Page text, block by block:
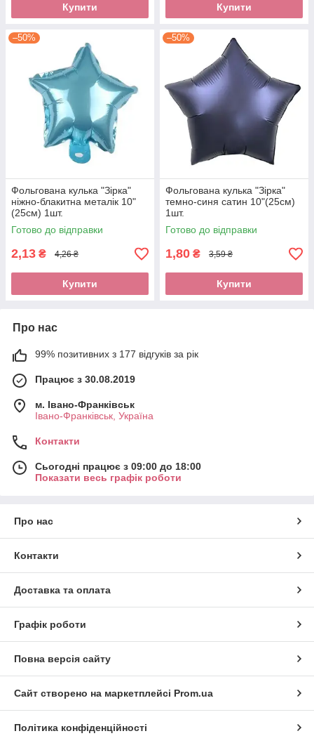
Купити Купити
–50%
Фольгована кулька "Зірка"
ніжно-блакитна металік 10"
(25см) 1шт.
Готово до відправки
2,13 ₴ 4,26 ₴
Купити
–50%
Фольгована кулька "Зірка"
темно-синя сатин 10"(25см)
1шт.
Готово до відправки
1,80 ₴ 3,59 ₴
Купити
Про нас
99% позитивних з 177 відгуків за рік
Працює з 30.08.2019
м. Івано-Франківськ
Івано-Франківськ, Україна
Контакти
Сьогодні працює з 09:00 до 18:00
Показати весь графік роботи
Про нас
Контакти
Доставка та оплата
Графік роботи
Повна версія сайту
Сайт створено на маркетплейсі Prom.ua
Політика конфіденційності